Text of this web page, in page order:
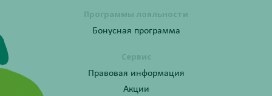
Программы лояльности
Бонусная программа
Сервис
Правовая информация
Акции